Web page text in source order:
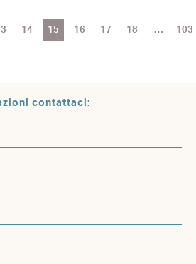
14 15 16 17 18 … 103
contattaci: